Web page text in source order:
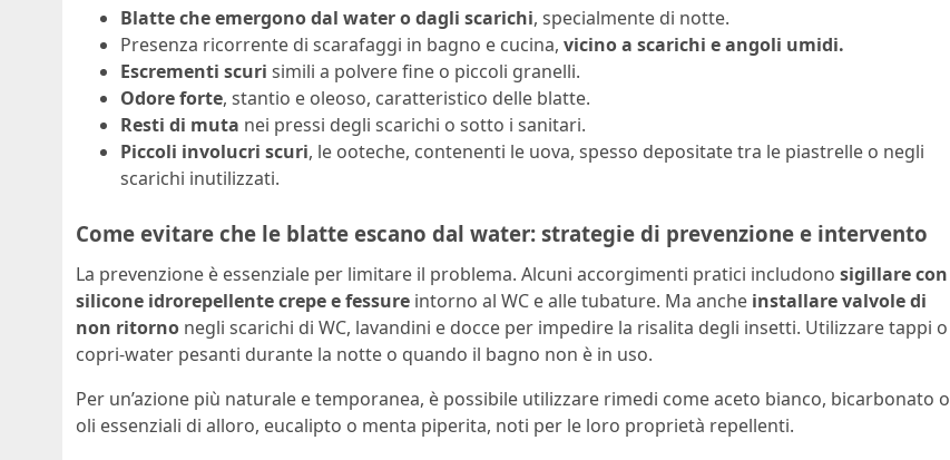
Blatte che emergono dal water o dagli scarichi, specialmente di notte.
Presenza ricorrente di scarafaggi in bagno e cucina, vicino a scarichi e angoli umidi.
Escrementi scuri simili a polvere fine o piccoli granelli.
Odore forte, stantio e oleoso, caratteristico delle blatte.
Resti di muta nei pressi degli scarichi o sotto i sanitari.
Piccoli involucri scuri, le ooteche, contenenti le uova, spesso depositate tra le piastrelle o negli
scarichi inutilizzati.
Come evitare che le blatte escano dal water: strategie di prevenzione e intervento
La prevenzione è essenziale per limitare il problema. Alcuni accorgimenti pratici includono sigillare con
silicone idrorepellente crepe e fessure intorno al WC e alle tubature. Ma anche installare valvole di
non ritorno negli scarichi di WC, lavandini e docce per impedire la risalita degli insetti. Utilizzare tappi o
copri-water pesanti durante la notte o quando il bagno non è in uso.
Per un’azione più naturale e temporanea, è possibile utilizzare rimedi come aceto bianco, bicarbonato o
oli essenziali di alloro, eucalipto o menta piperita, noti per le loro proprietà repellenti.